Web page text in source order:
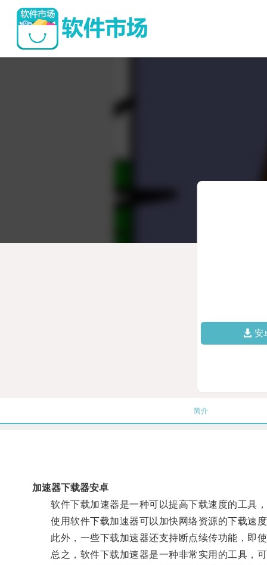
安
简介
加速器下载器安卓
软件下载加速器是一种可以提高下载速度的工具，
使用软件下载加速器可以加快网络资源的下载速度
此外，一些下载加速器还支持断点续传功能，即使
总之，软件下载加速器是一种非常实用的工具，可